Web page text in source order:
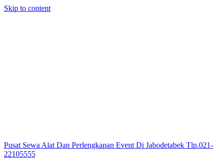
Skip to content
Pusat Sewa Alat Dan Perlengkapan Event Di Jabodetabek Tlp.021-
22105555